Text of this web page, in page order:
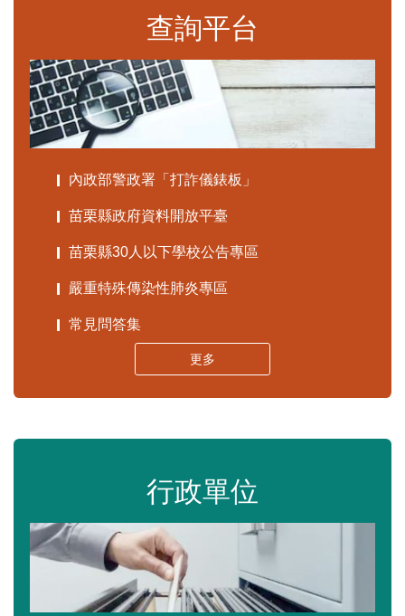
查詢平台
內政部警政署「打詐儀錶板」
苗栗縣政府資料開放平臺
苗栗縣30人以下學校公告專區
嚴重特殊傳染性肺炎專區
常見問答集
更多
行政單位